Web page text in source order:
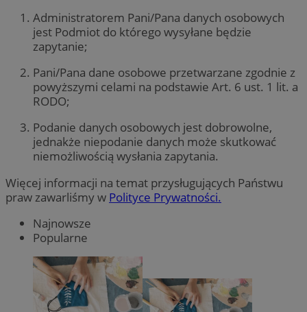
Administratorem Pani/Pana danych osobowych
jest Podmiot do którego wysyłane będzie
zapytanie;
Pani/Pana dane osobowe przetwarzane zgodnie z
powyższymi celami na podstawie Art. 6 ust. 1 lit. a
RODO;
Podanie danych osobowych jest dobrowolne,
jednakże niepodanie danych może skutkować
niemożliwością wysłania zapytania.
Więcej informacji na temat przysługujących Państwu
praw zawarliśmy w Polityce Prywatności.
Najnowsze
Popularne